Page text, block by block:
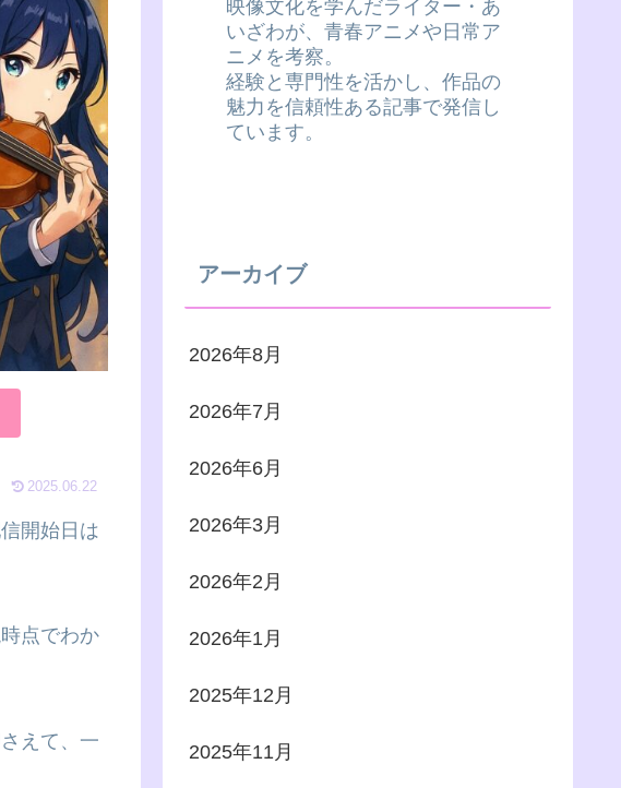
2025.06.22
開始日は
点でわか
えて、一
映像文化を学んだライター・あ
いざわが、青春アニメや日常ア
ニメを考察。
経験と専門性を活かし、作品の
魅力を信頼性ある記事で発信し
ています。
アーカイブ
2026年8月
2026年7月
2026年6月
2026年3月
2026年2月
2026年1月
2025年12月
2025年11月